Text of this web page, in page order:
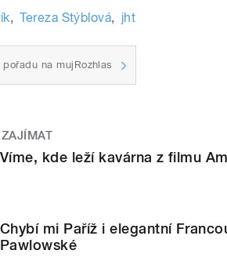
, Tereza Stýblová, jht
na mujRozhlas
Víme, kde leží kavárna z filmu
Chybí mi Paříž i elegantní
Pawlowské